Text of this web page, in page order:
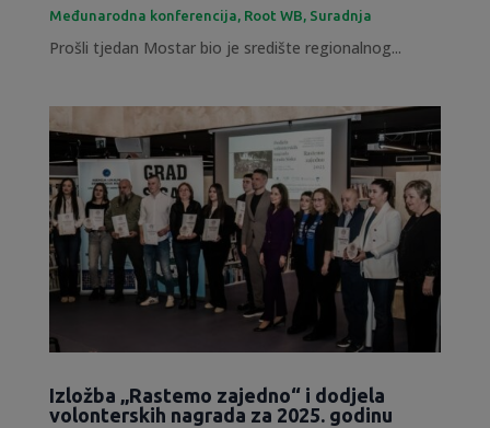
Međunarodna konferencija, Root WB, Suradnja
Prošli tjedan Mostar bio je središte regionalnog...
Izložba „Rastemo zajedno“ i dodjela
volonterskih nagrada za 2025. godinu